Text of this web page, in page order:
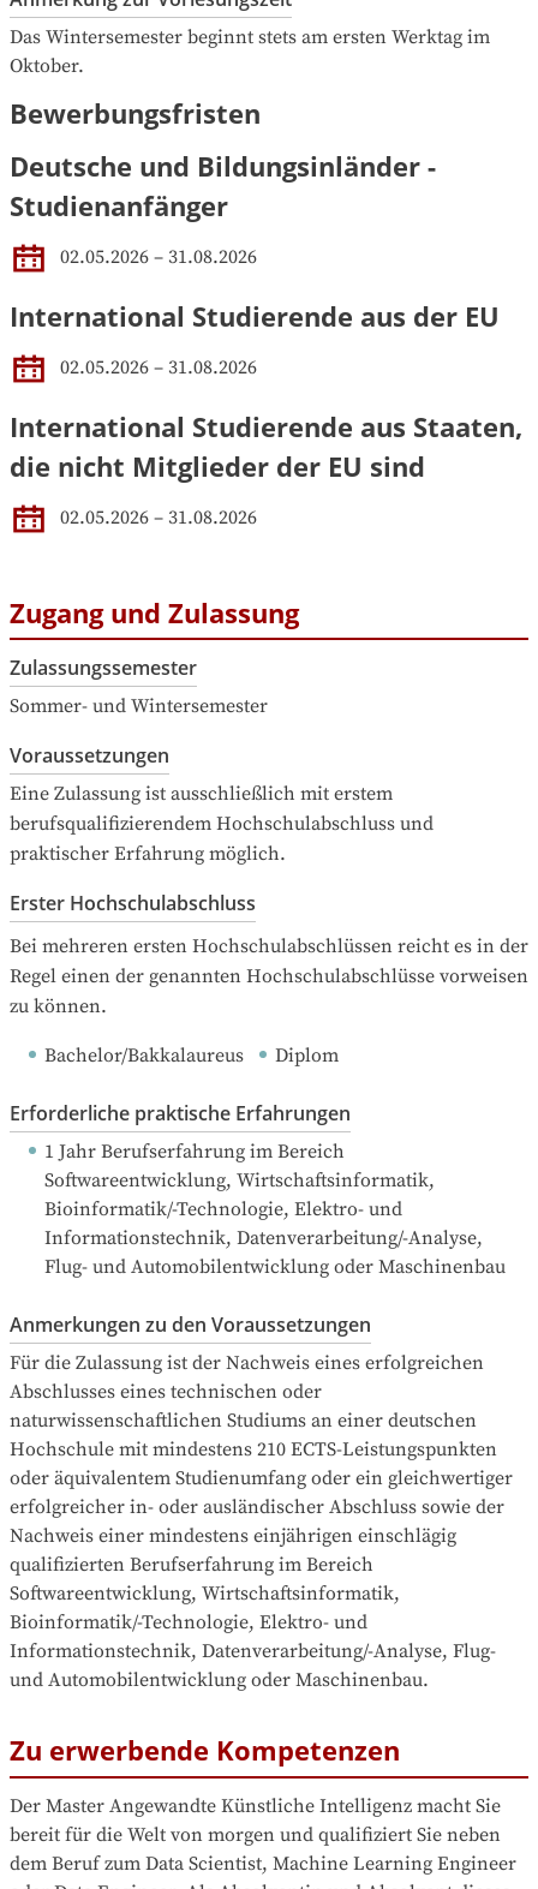
Das Wintersemester beginnt stets am ersten Werktag im
Oktober.
Bewerbungsfristen
Deutsche und Bildungsinländer -
Studienanfänger
02.05.2026 – 31.08.2026
International Studierende aus der EU
02.05.2026 – 31.08.2026
International Studierende aus Staaten,
die nicht Mitglieder der EU sind
02.05.2026 – 31.08.2026
Zugang und Zulassung
Zulassungssemester
Sommer- und Wintersemester
Voraussetzungen
Eine Zulassung ist ausschließlich mit erstem
berufsqualifizierendem Hochschulabschluss und
praktischer Erfahrung möglich.
Erster Hochschulabschluss
Bei mehreren ersten Hochschulabschlüssen reicht es in der
Regel einen der genannten Hochschulabschlüsse vorweisen
zu können.
Bachelor/Bakkalaureus Diplom
Erforderliche praktische Erfahrungen
1 Jahr Berufserfahrung im Bereich
Softwareentwicklung, Wirtschaftsinformatik,
Bioinformatik/-Technologie, Elektro- und
Informationstechnik, Datenverarbeitung/-Analyse,
Flug- und Automobilentwicklung oder Maschinenbau
Anmerkungen zu den Voraussetzungen
Für die Zulassung ist der Nachweis eines erfolgreichen
Abschlusses eines technischen oder
naturwissenschaftlichen Studiums an einer deutschen
Hochschule mit mindestens 210 ECTS-Leistungspunkten
oder äquivalentem Studienumfang oder ein gleichwertiger
erfolgreicher in- oder ausländischer Abschluss sowie der
Nachweis einer mindestens einjährigen einschlägig
qualifizierten Berufserfahrung im Bereich
Softwareentwicklung, Wirtschaftsinformatik,
Bioinformatik/-Technologie, Elektro- und
Informationstechnik, Datenverarbeitung/-Analyse, Flug-
und Automobilentwicklung oder Maschinenbau.
Zu erwerbende Kompetenzen
Der Master Angewandte Künstliche Intelligenz macht Sie
bereit für die Welt von morgen und qualifiziert Sie neben
dem Beruf zum Data Scientist, Machine Learning Engineer